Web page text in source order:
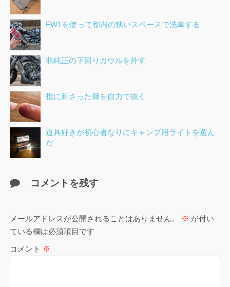
FW1を使って都内の狭いスペースで洗車する
非純正の下回りカウルを外す
指に刺さった棘を自力で抜く
道具好きが初心者なりにキャンプ用ライトを選ん
だ
コメントを残す
メールアドレスが公開されることはありません。 ※ が付い
ている欄は必須項目です
コメント ※